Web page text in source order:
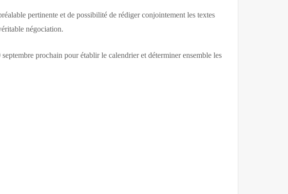
pertinente et de possibilité de rédiger conjointement les textes
négociation.
prochain pour établir le calendrier et déterminer ensemble les